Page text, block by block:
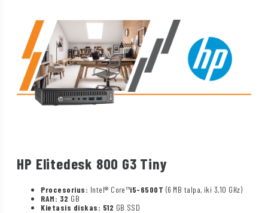
HP Elitedesk 800 G3 Tiny
Procesorius: Intel® Core™i5-6500T (6 MB talpa, iki 3,10 GHz)
RAM: 32 GB
Kietasis diskas: 512 GB SSD